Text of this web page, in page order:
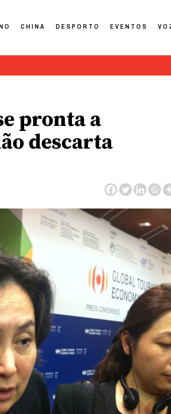
CHINA DESPORTO EVENTOS
pronta a
descarta